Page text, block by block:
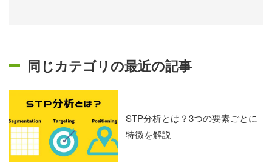
同じカテゴリの最近の記事
STP分析とは？3つの要素ごとに
特徴を解説